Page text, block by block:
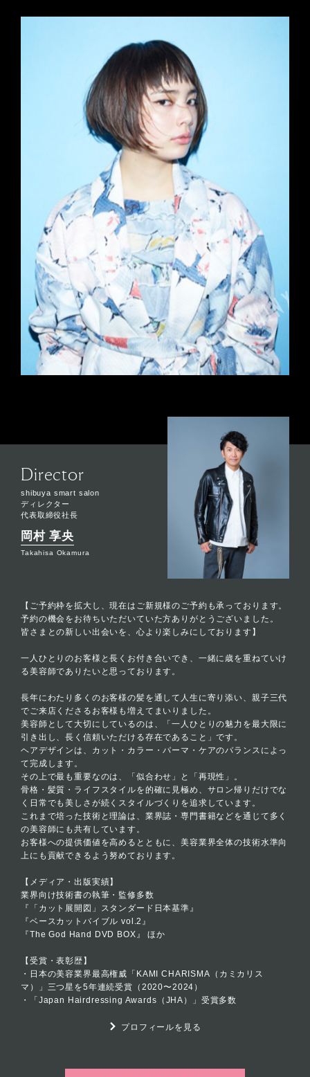
Director
shibuya smart salon
ディレクター
代表取締役社長
岡村 享央
Takahisa Okamura
【ご予約枠を拡大し、現在はご新規様のご予約も承っております。
予約の機会をお待ちいただいていた方ありがとうございました。
皆さまとの新しい出会いを、心より楽しみにしております】
一人ひとりのお客様と長くお付き合いでき、一緒に歳を重ねていけ
る美容師でありたいと思っております。
長年にわたり多くのお客様の髪を通して人生に寄り添い、親子三代
でご来店くださるお客様も増えてまいりました。
美容師として大切にしているのは、「一人ひとりの魅力を最大限に
引き出し、長く信頼いただける存在であること」です。
ヘアデザインは、カット・カラー・パーマ・ケアのバランスによっ
て完成します。
その上で最も重要なのは、「似合わせ」と「再現性」。
骨格・髪質・ライフスタイルを的確に見極め、サロン帰りだけでな
く日常でも美しさが続くスタイルづくりを追求しています。
これまで培った技術と理論は、業界誌・専門書籍などを通じて多く
の美容師にも共有しています。
お客様への提供価値を高めるとともに、美容業界全体の技術水準向
上にも貢献できるよう努めております。
【メディア・出版実績】
業界向け技術書の執筆・監修多数
『「カット展開図」スタンダード日本基準』
『ベースカットバイブル vol.2』
『The God Hand DVD BOX』 ほか
【受賞・表彰歴】
・日本の美容業界最高権威「KAMI CHARISMA（カミカリス
マ）」三つ星を5年連続受賞（2020〜2024）
・「Japan Hairdressing Awards（JHA）」受賞多数
プロフィールを見る